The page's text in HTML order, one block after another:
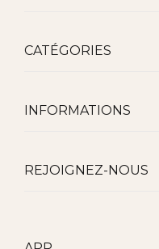
CATÉGORIES
INFORMATIONS
REJOIGNEZ-NOUS